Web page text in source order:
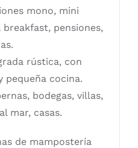
mono, mini
pensiones,
rústica, con
pequeña cocina.
bodegas, villas,
mar, casas.
de mampostería